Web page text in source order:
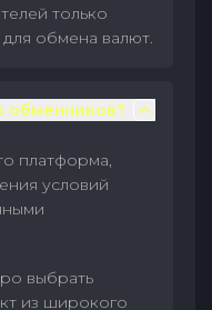
только
обмена валют.
обменников?
платформа,
условий
выбрать
из широкого